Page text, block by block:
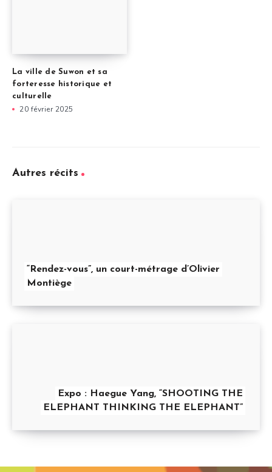
La ville de Suwon et sa
forteresse historique et
culturelle
20 février 2025
Autres récits
“Rendez-vous”, un court-métrage d’Olivier
Montiège
Expo : Haegue Yang, “SHOOTING THE
ELEPHANT THINKING THE ELEPHANT”